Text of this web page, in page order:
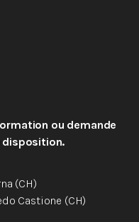
ou demande
disposition.
(CH)
Castione (CH)